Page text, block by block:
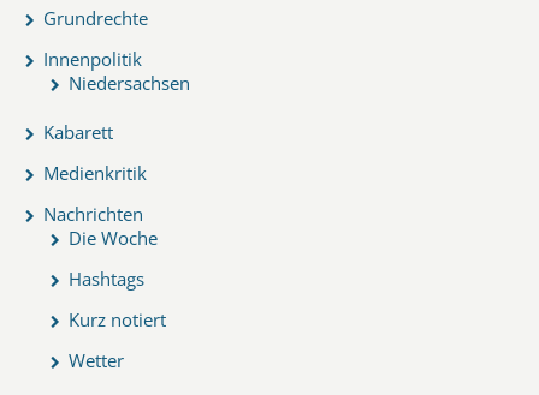
Grundrechte
Innenpolitik
Niedersachsen
Kabarett
Medienkritik
Nachrichten
Die Woche
Hashtags
Kurz notiert
Wetter